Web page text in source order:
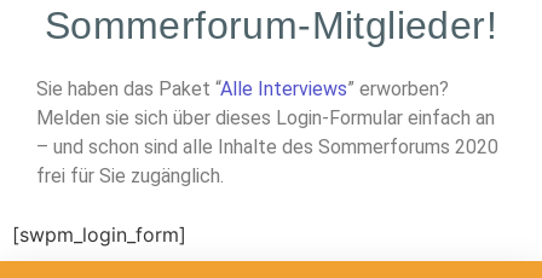
Sommerforum-Mitglieder!
Sie haben das Paket “Alle Interviews” erworben?
Melden sie sich über dieses Login-Formular einfach an
– und schon sind alle Inhalte des Sommerforums 2020
frei für Sie zugänglich.
[swpm_login_form]